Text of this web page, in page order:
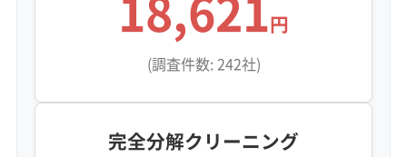
広大な緑区は、場所によって汚れの原因がまっ
たく異なります。
橋本エリア（都市部）の注意点：リニア中央
円
(調査件数: 242社)
完全分解クリーニング